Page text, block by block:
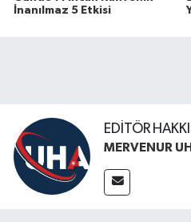
İnanılmaz 5 Etkisi
EDITÖR
MERVENUR